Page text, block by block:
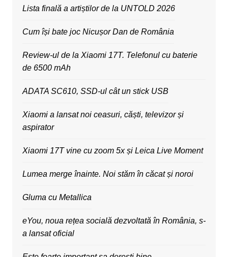
Lista finală a artiștilor de la UNTOLD 2026
Cum își bate joc Nicușor Dan de România
Review-ul de la Xiaomi 17T. Telefonul cu baterie
de 6500 mAh
ADATA SC610, SSD-ul cât un stick USB
Xiaomi a lansat noi ceasuri, căști, televizor și
aspirator
Xiaomi 17T vine cu zoom 5x și Leica Live Moment
Lumea merge înainte. Noi stăm în căcat și noroi
Gluma cu Metallica
eYou, noua rețea socială dezvoltată în România, s-
a lansat oficial